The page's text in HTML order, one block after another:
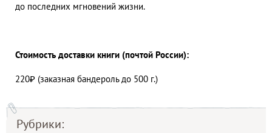
Рубрики:
до последних мгновений жизни.
Стоимость доставки книги (почтой России):
220₽ (заказная бандероль до 500 г.)